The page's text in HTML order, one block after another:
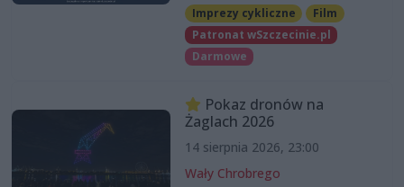
Imprezy cykliczne
Film
Patronat wSzczecinie.pl
Darmowe
Pokaz dronów na
Żaglach 2026
14 sierpnia 2026, 23:00
Wały Chrobrego